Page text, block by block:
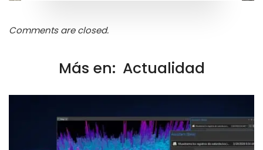
Comments are closed.
Más en: Actualidad